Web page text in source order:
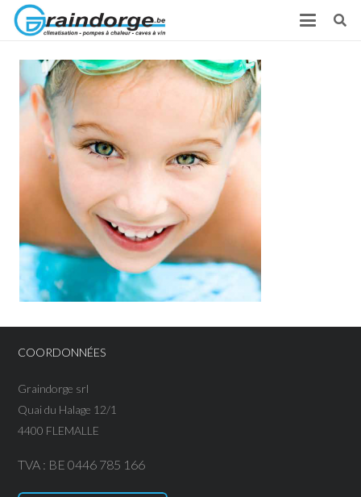
COORDONNÉES
Graindorge srl
Quai du Halage 12/1
4400 FLEMALLE
TVA : BE 0446 785 166